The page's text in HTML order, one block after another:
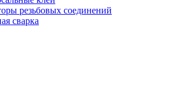
резьбовых соединений
сварка